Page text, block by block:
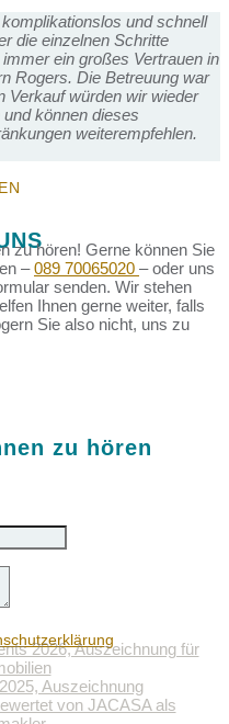
und schnell
die einzelnen Schritte
ein großes Vertrauen in
Rogers. Die Betreuung war
Verkauf würden wir wieder
können dieses
weiterempfehlen.
zu hören! Gerne können Sie
–089 70065020 – oder uns
senden. Wir stehen
Ihnen gerne weiter, falls
Sie also nicht, uns zu
zu hören